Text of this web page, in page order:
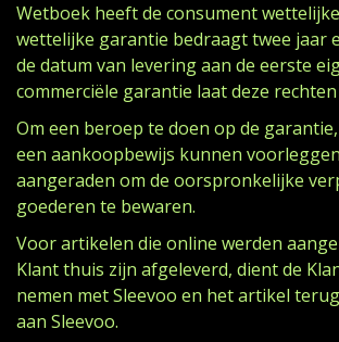
Wetboek heeft de consument
wettelijke garantie bedraagt twee jaar
de datum van levering aan de eerste
commerciële garantie laat deze
Om een beroep te doen op de
een aankoopbewijs kunnen
aangeraden om de oorspronkelijke
goederen te bewaren.
Voor artikelen die online werden
Klant thuis zijn afgeleverd, dient de
nemen met Sleevoo en het artikel
aan Sleevoo.